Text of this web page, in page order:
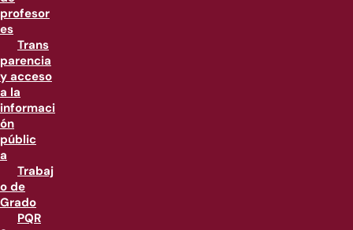
profesor
es
Trans
parencia
y acceso
a la
informaci
ón
públic
a
Trabaj
o de
Grado
PQR